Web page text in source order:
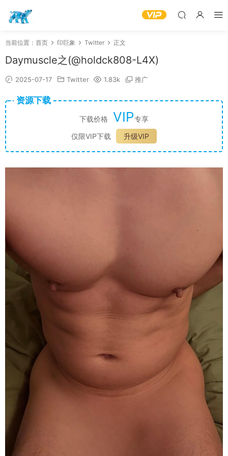
当前位置： 首页 印巨象 Twitter 正文
Daymuscle之(@holdck808-L4X)
2025-07-17 Twitter 1.83k 推广
资源下载
下载价格 VIP专享
仅限VIP下载
升级VIP